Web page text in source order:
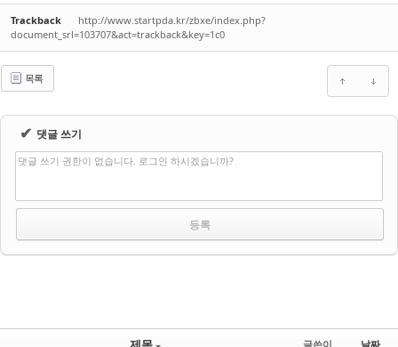
Trackback
http://www.startpda.kr/zbxe/index.php?
document_srl=103707&act=trackback&key=1c0
목록
✔ 댓글 쓰기
댓글 쓰기 권한이 없습니다. 로그인 하시겠습니까?
글쓴이 날짜